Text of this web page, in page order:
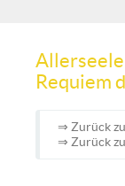
Requiem
⇒ Zurück
⇒ Zurück